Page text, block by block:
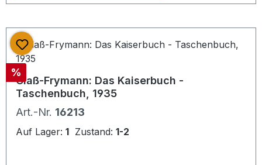
Rabatt
%
Claß-Frymann: Das Kaiserbuch -
Taschenbuch, 1935
Art.-Nr. 16213
Auf Lager: 1 Zustand: 1-2